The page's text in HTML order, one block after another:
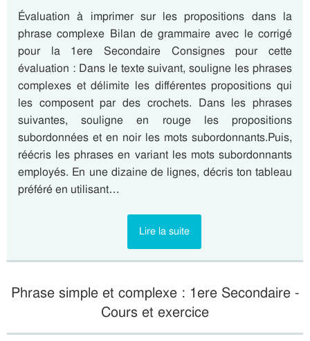
Évaluation à imprimer sur les propositions dans la
phrase complexe Bilan de grammaire avec le corrigé
pour la 1ere Secondaire Consignes pour cette
évaluation : Dans le texte suivant, souligne les phrases
complexes et délimite les différentes propositions qui
les composent par des crochets. Dans les phrases
suivantes, souligne en rouge les propositions
subordonnées et en noir les mots subordonnants.Puis,
réécris les phrases en variant les mots subordonnants
employés. En une dizaine de lignes, décris ton tableau
préféré en utilisant…
Lire la suite
Phrase simple et complexe : 1ere Secondaire -
Cours et exercice